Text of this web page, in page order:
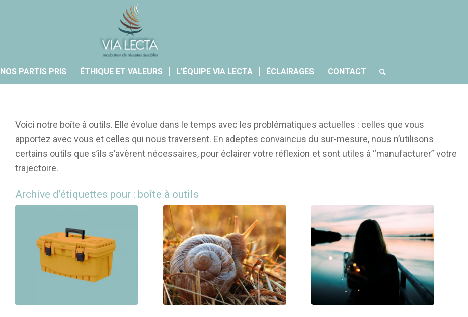
NOS PARTIS PRIS ÉTHIQUE ET VALEURS L’ÉQUIPE VIA LECTA ÉCLAIRAGES CONTACT
Voici notre boîte à outils. Elle évolue dans le temps avec les problématiques actuelles : celles que vous
apportez avec vous et celles qui nous traversent. En adeptes convaincus du sur-mesure, nous n’utilisons
certains outils que s’ils s’avèrent nécessaires, pour éclairer votre réflexion et sont utiles à “manufacturer” votre
trajectoire.
Archive d’étiquettes pour : boîte à outils